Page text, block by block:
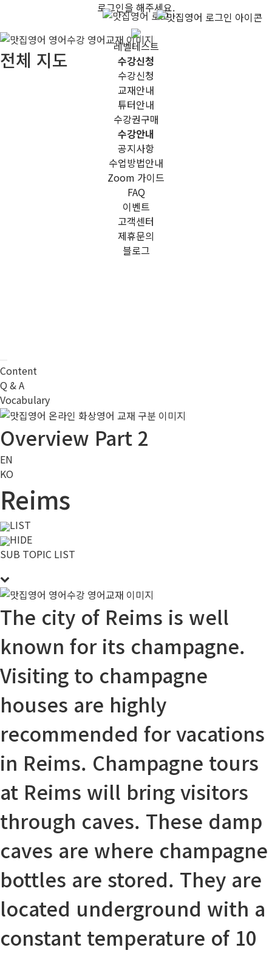
로그인을 해주세요.
레벨테스트
수강신청
수강신청
교재안내
튜터안내
수강권구매
수강안내
공지사항
수업방법안내
Zoom 가이드
FAQ
이벤트
고객센터
제휴문의
블로그
전체 지도
Content
Q & A
Vocabulary
Overview Part 2
EN
KO
Reims
LIST
HIDE
SUB TOPIC LIST
The city of Reims is well
known forits champagne.
Visiting to champagne
houses are highly
recommended for vacations
in Reims. Champagne tours
at Reims will bring visitors
through caves. These damp
caves are where champagne
bottles are stored. They are
located underground with a
constant temperature of 10